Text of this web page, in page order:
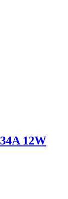
12W